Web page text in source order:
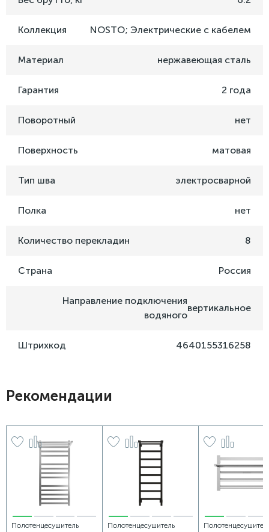
Коллекция NOSTO; Электрические с кабелем
Материал нержавеющая сталь
Гарантия 2 года
Поворотный нет
Поверхность матовая
Тип шва электросварной
Полка нет
Количество перекладин 8
Страна Россия
Направление подключения
водяного
вертикальное
Штрихкод 4640155316258
Рекомендации
Полотенцесушитель
Полотенцесушитель